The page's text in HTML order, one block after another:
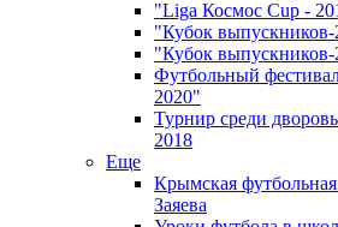
"Liga Космос Cup -
"Кубок выпускников-
"Кубок выпускников-
Футбольный
2020"
Турнир среди
2018
Еще
Крымская
Заяева